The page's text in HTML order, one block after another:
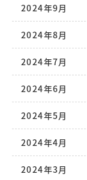
2024年9月
2024年8月
2024年7月
2024年6月
2024年5月
2024年4月
2024年3月